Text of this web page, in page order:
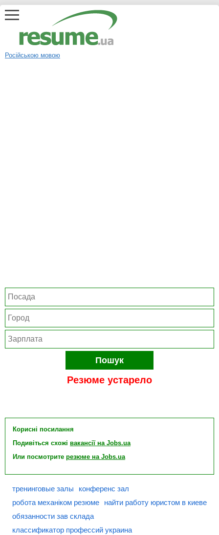
Російською мовою
Пошук
Резюме устарело
Корисні посилання
Подивіться схожі вакансії на Jobs.ua
Или посмотрите резюме на Jobs.ua
тренинговые залы
конференс зал
робота механіком резюме
найти работу юристом в киеве
обязанности зав склада
классификатор профессий украина